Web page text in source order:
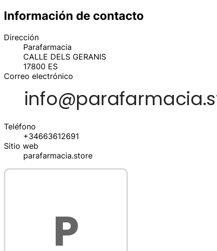
Información de contacto
Dirección
Parafarmacia
CALLE DELS GERANIS
17800 ES
Correo electrónico
Teléfono
+34663612691
Sitio web
parafarmacia.store